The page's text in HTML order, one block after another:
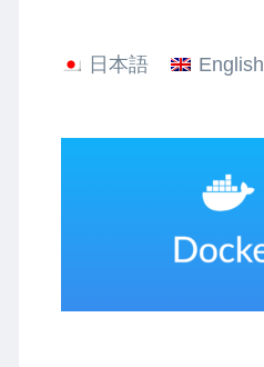
日本語 English